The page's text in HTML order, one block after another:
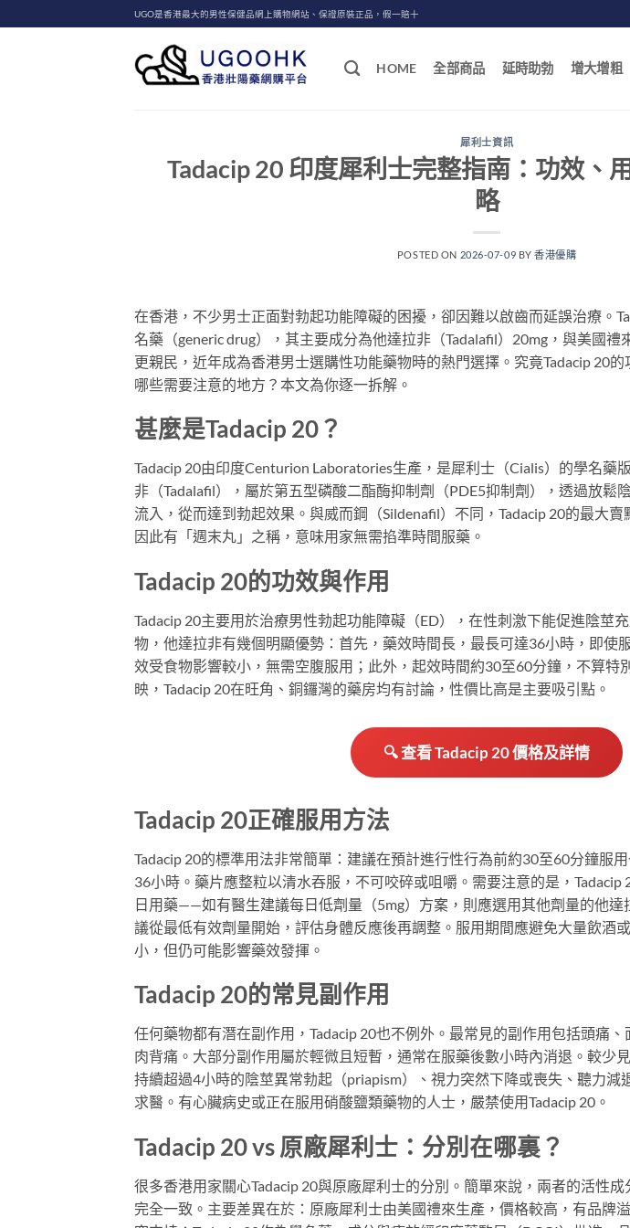
to
UGO是香港最大的男性保健品網上購物網站、保證原裝正品，假一賠十
HOME 全部商品 延時助勃 增大增粗
犀利士資訊
Tadacip 20 印度犀利士完整指南：功效、
略
POSTED ON 2026-07-09 BY香港優購
在香港，不少男士正面對勃起功能障礙的困擾，卻因難以啟齒而延誤治療。
名藥（generic drug），其主要成分為他達拉非（Tadalafil）20mg，與美國
更親民，近年成為香港男士選購性功能藥物時的熱門選擇。究竟Tadacip 20
哪些需要注意的地方？本文為你逐一拆解。
甚麼是Tadacip 20？
Tadacip 20由印度Centurion Laboratories生產，是犀利士（Cialis）的學名藥
非（Tadalafil），屬於第五型磷酸二酯酶抑制劑（PDE5抑制劑），透過放鬆
流入，從而達到勃起效果。與威而鋼（Sildenafil）不同，Tadacip 20的最大賣
因此有「週末丸」之稱，意味用家無需掐準時間服藥。
Tadacip 20的功效與作用
Tadacip 20主要用於治療男性勃起功能障礙（ED），在性刺激下能促進陰莖
物，他達拉非有幾個明顯優勢：首先，藥效時間長，最長可達36小時，即使
效受食物影響較小，無需空腹服用；此外，起效時間約30至60分鐘，不算特
映，Tadacip 20在旺角、銅鑼灣的藥房均有討論，性價比高是主要吸引點。
🔍 查看 Tadacip 20 價格及詳情
Tadacip 20正確服用方法
Tadacip 20的標準用法非常簡單：建議在預計進行性行為前約30至60分鐘服
36小時。藥片應整粒以清水吞服，不可咬碎或咀嚼。需要注意的是，
日用藥——如有醫生建議每日低劑量（5mg）方案，則應選用其他劑量的他達
議從最低有效劑量開始，評估身體反應後再調整。服用期間應避免大量飲酒
小，但仍可能影響藥效發揮。
Tadacip 20的常見副作用
任何藥物都有潛在副作用，Tadacip 20也不例外。最常見的副作用包括頭痛
肉背痛。大部分副作用屬於輕微且短暫，通常在服藥後數小時內消退。較少
持續超過4小時的陰莖異常勃起（priapism）、視力突然下降或喪失、聽力減
求醫。有心臟病史或正在服用硝酸鹽類藥物的人士，嚴禁使用Tadacip 20。
Tadacip 20 vs 原廠犀利士：分別在哪裏？
很多香港用家關心Tadacip 20與原廠犀利士的分別。簡單來說，兩者的活性
完全一致。主要差異在於：原廠犀利士由美國禮來生產，價格較高，有品牌